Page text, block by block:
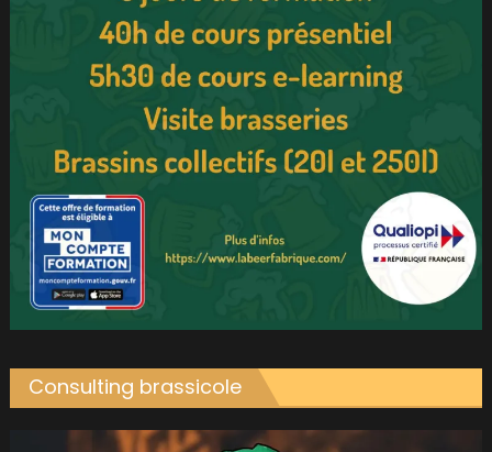
Consulting brassicole